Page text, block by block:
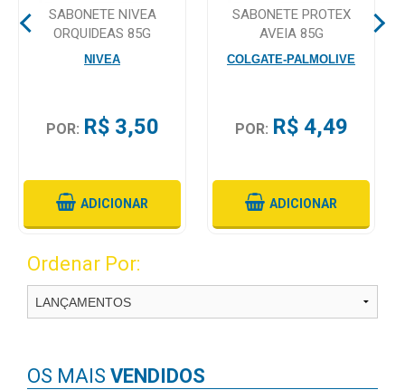
Mamãe
Medicamentos
e
Proteção
Adulto
Dermocosméticos
Suplemento
SABONETE NIVEA
ORQUIDEAS 85G
NIVEA
POR: R$ 3,50
ADICIONAR
SABONETE PROTEX
AVEIA 85G
COLGATE-PALMOLIVE
POR: R$ 4,49
ADICIONAR
Ordenar Por:
OS MAIS VENDIDOS